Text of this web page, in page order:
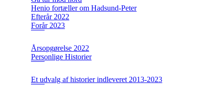
Henio fortæller om Hadsund-Peter
Efterår 2022
Forår 2023
Årsopgørelse 2022
Personlige Historier
Et udvalg af historier indleveret 2013-2023